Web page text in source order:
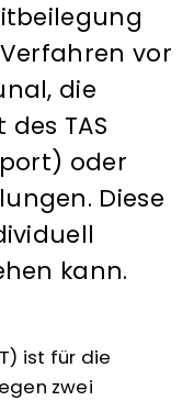
vor
die
TAS
oder
Diese
kann.
ist für die
zwei